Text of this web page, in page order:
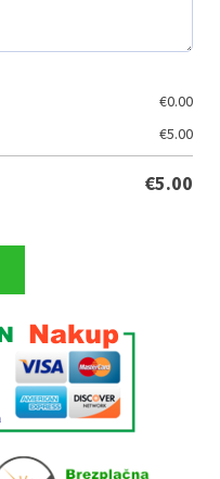
€0.00
€5.00
€5.00